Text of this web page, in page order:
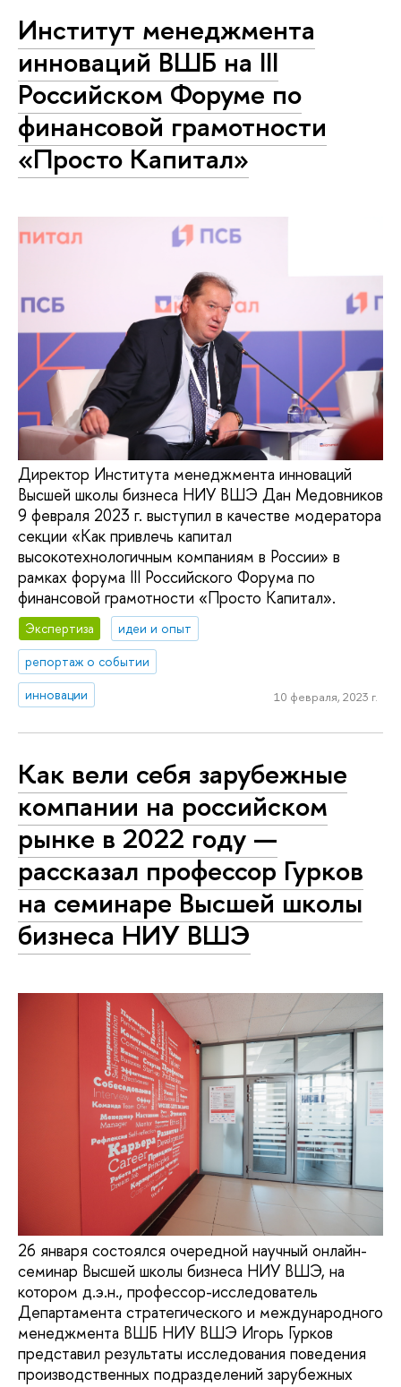
Институт менеджмента
инноваций ВШБ на III
Российском Форуме по
финансовой грамотности
«Просто Капитал»
Директор Института менеджмента инноваций
Высшей школы бизнеса НИУ ВШЭ Дан Медовников
9 февраля 2023 г. выступил в качестве модератора
секции «Как привлечь капитал
высокотехнологичным компаниям в России» в
рамках форума III Российского Форума по
финансовой грамотности «Просто Капитал».
Экспертиза
идеи и опыт
репортаж о событии
инновации
10 февраля, 2023 г.
Как вели себя зарубежные
компании на российском
рынке в 2022 году —
рассказал профессор Гурков
на семинаре Высшей школы
бизнеса НИУ ВШЭ
26 января состоялся очередной научный онлайн-
семинар Высшей школы бизнеса НИУ ВШЭ, на
котором д.э.н., профессор-исследователь
Департамента стратегического и международного
менеджмента ВШБ НИУ ВШЭ Игорь Гурков
представил результаты исследования поведения
производственных подразделений зарубежных